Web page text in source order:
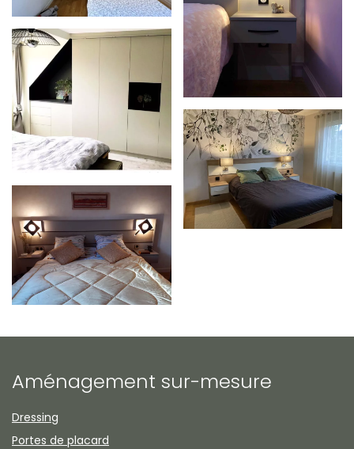
Zoom
Zoom
Aménagement sur-mesure
Dressing
Portes de placard